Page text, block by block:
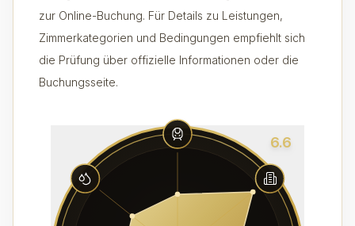
zur Online-Buchung. Für Details zu Leistungen,
Zimmerkategorien und Bedingungen empfiehlt sich
die Prüfung über offizielle Informationen oder die
Buchungsseite.
6.6